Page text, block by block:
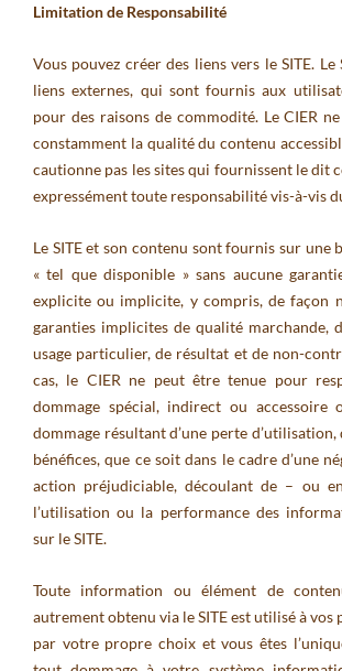
Limitation de Responsabilité
Vous pouvez créer des liens vers le SITE. Le
liens externes, qui sont fournis aux
pour des raisons de commodité. Le CIER
constamment la qualité du contenu
cautionne pas les sites qui fournissent le dit
expressément toute responsabilité vis-à-vis
Le SITE et son contenu sont fournis sur une
« tel que disponible » sans aucune
explicite ou implicite, y compris, de façon
garanties implicites de qualité marchande,
usage particulier, de résultat et de non-
cas, le CIER ne peut être tenue pour
dommage spécial, indirect ou
dommage résultant d’une perte d’utilisation,
bénéfices, que ce soit dans le cadre d’une
action préjudiciable, découlant de – ou
l’utilisation ou la performance des
sur le SITE.
Toute information ou élément de
autrement obtenu via le SITE est utilisé à vos
par votre propre choix et vous êtes